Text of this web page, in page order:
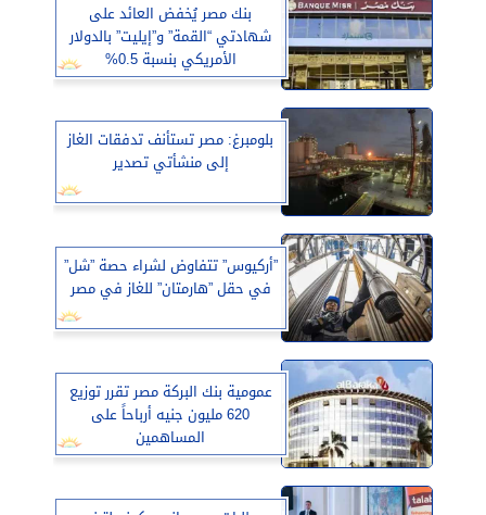
بنك مصر يُخفض العائد على
شهادتي “القمة” و”إيليت” بالدولار
الأمريكي بنسبة 0.5%
بلومبرغ: مصر تستأنف تدفقات الغاز
إلى منشأتي تصدير
”أركيوس” تتفاوض لشراء حصة ”شل”
في حقل ”هارمتان” للغاز في مصر
عمومية بنك البركة مصر تقرر توزيع
620 مليون جنيه أرباحاً على
المساهمين